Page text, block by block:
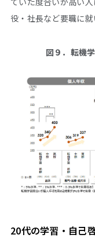
役・社長など要職に
図９．転機
20代の学習・自己